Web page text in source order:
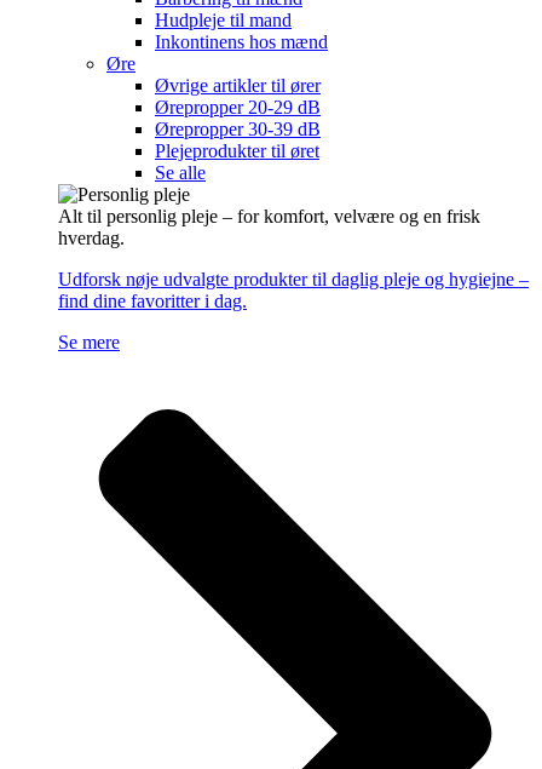
Hudpleje til mand
Inkontinens hos mænd
Øre
Øvrige artikler til ører
Ørepropper 20-29 dB
Ørepropper 30-39 dB
Plejeprodukter til øret
Se alle
Alt til personlig pleje – for komfort, velvære og en frisk
hverdag.
Udforsk nøje udvalgte produkter til daglig pleje og hygiejne –
find dine favoritter i dag.
Se mere